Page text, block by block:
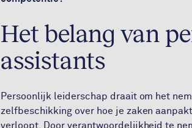
Het belang van
assistants
Persoonlijk leiderschap draait om het
zelfbeschikking over hoe je zaken
verloopt. Door verantwoordelijkheid te